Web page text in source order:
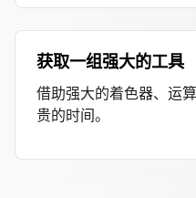
获取一组强大的工具
借助强大的着色器、运
贵的时间。